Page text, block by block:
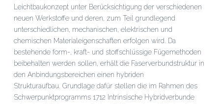
Leichtbaukonzept unter Berücksichtigung der verschiedenen
neuen Werkstoffe und deren, zum Teil grundlegend
unterschiedlichen, mechanischen, elektrischen und
chemischen Materialeigenschaften erfolgen wird. Da
bestehende form-, kraft- und stoffschlüssige Fügemethoden
beibehalten werden sollen, erhält die Faserverbundstruktur in
den Anbindungsbereichen einen hybriden
Strukturaufbau. Grundlage dafür stellen die im Rahmen des
Schwerpunktprogramms 1712 Intrinsische Hybridverbunde